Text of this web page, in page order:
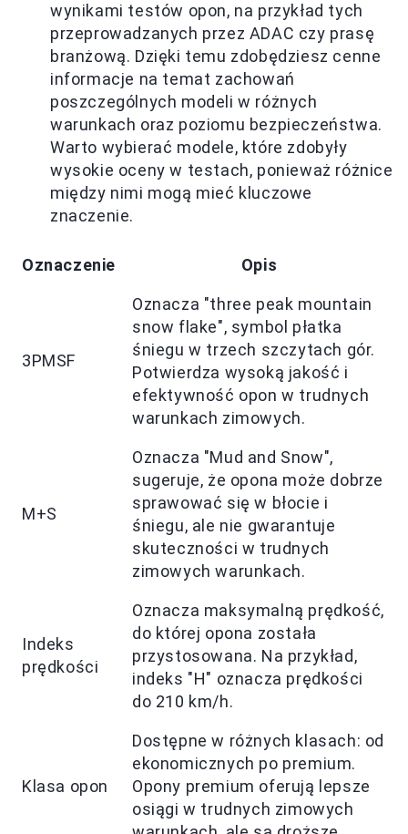
wynikami testów opon, na przykład tych
przeprowadzanych przez ADAC czy prasę
branżową. Dzięki temu zdobędziesz cenne
informacje na temat zachowań
poszczególnych modeli w różnych
warunkach oraz poziomu bezpieczeństwa.
Warto wybierać modele, które zdobyły
wysokie oceny w testach, ponieważ różnice
między nimi mogą mieć kluczowe
znaczenie.
Oznaczenie Opis
3PMSF
Oznacza "three peak mountain
snow flake", symbol płatka
śniegu w trzech szczytach gór.
Potwierdza wysoką jakość i
efektywność opon w trudnych
warunkach zimowych.
M+S
Oznacza "Mud and Snow",
sugeruje, że opona może dobrze
sprawować się w błocie i
śniegu, ale nie gwarantuje
skuteczności w trudnych
zimowych warunkach.
Indeks
prędkości
Oznacza maksymalną prędkość,
do której opona została
przystosowana. Na przykład,
indeks "H" oznacza prędkości
do 210 km/h.
Klasa opon
Dostępne w różnych klasach: od
ekonomicznych po premium.
Opony premium oferują lepsze
osiągi w trudnych zimowych